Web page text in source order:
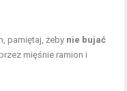
pamiętaj, żeby nie bujać
mięśnie ramion i